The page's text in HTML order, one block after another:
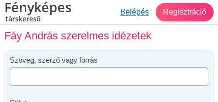
Fényképes
társkereső
Belépés Regisztráció
Fáy András szerelmes idézetek
Szöveg, szerző vagy forrás